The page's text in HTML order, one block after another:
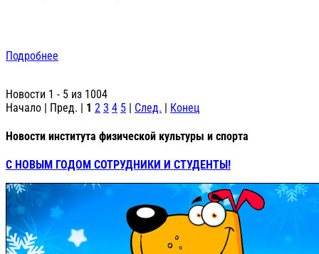
Подробнее
Новости 1 - 5 из 1004
Начало | Пред. | 1 2 3 4 5 | След. | Конец
Новости института физической культуры и спорта
С НОВЫМ ГОДОМ СОТРУДНИКИ И СТУДЕНТЫ!